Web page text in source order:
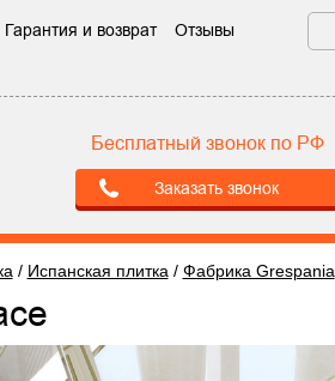
Гарантия и возврат
Отзывы
Бесплатный звонок по РФ
Заказать звонок
/ Испанская плитка / Фабрика Grespania